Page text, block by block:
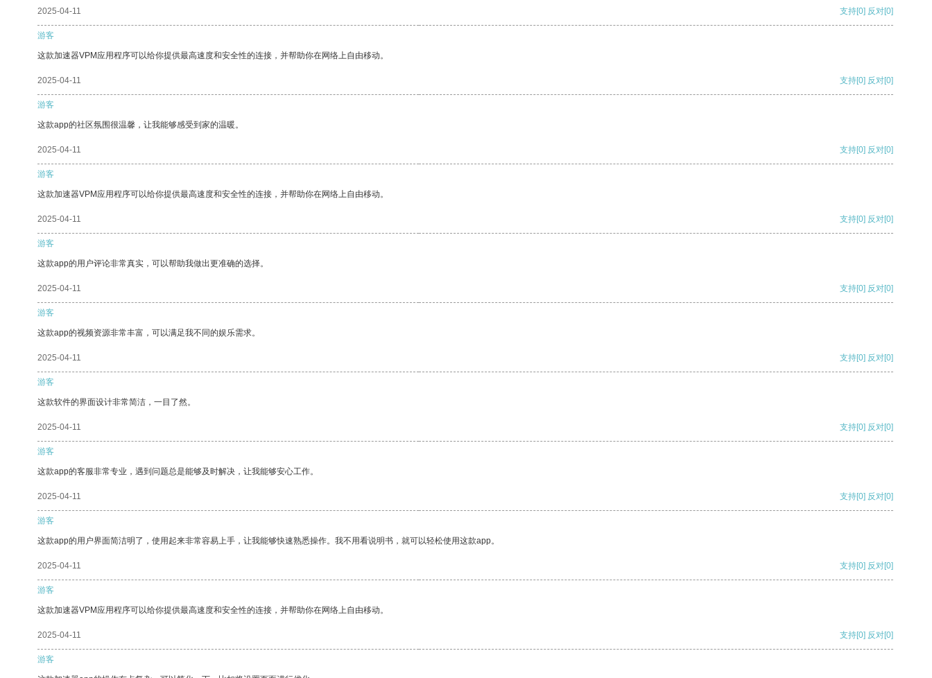
2025-04-11 支持[0] 反对[0]
游客
这款加速器VPM应用程序可以给你提供最高速度和安全性的连接，并帮助你在网络上自由移动。
2025-04-11 支持[0] 反对[0]
游客
这款app的社区氛围很温馨，让我能够感受到家的温暖。
2025-04-11 支持[0] 反对[0]
游客
这款加速器VPM应用程序可以给你提供最高速度和安全性的连接，并帮助你在网络上自由移动。
2025-04-11 支持[0] 反对[0]
游客
这款app的用户评论非常真实，可以帮助我做出更准确的选择。
2025-04-11 支持[0] 反对[0]
游客
这款app的视频资源非常丰富，可以满足我不同的娱乐需求。
2025-04-11 支持[0] 反对[0]
游客
这款软件的界面设计非常简洁，一目了然。
2025-04-11 支持[0] 反对[0]
游客
这款app的客服非常专业，遇到问题总是能够及时解决，让我能够安心工作。
2025-04-11 支持[0] 反对[0]
游客
这款app的用户界面简洁明了，使用起来非常容易上手，让我能够快速熟悉操作。我不用看说明书，就可以轻松使用这款app。
2025-04-11 支持[0] 反对[0]
游客
这款加速器VPM应用程序可以给你提供最高速度和安全性的连接，并帮助你在网络上自由移动。
2025-04-11 支持[0] 反对[0]
游客